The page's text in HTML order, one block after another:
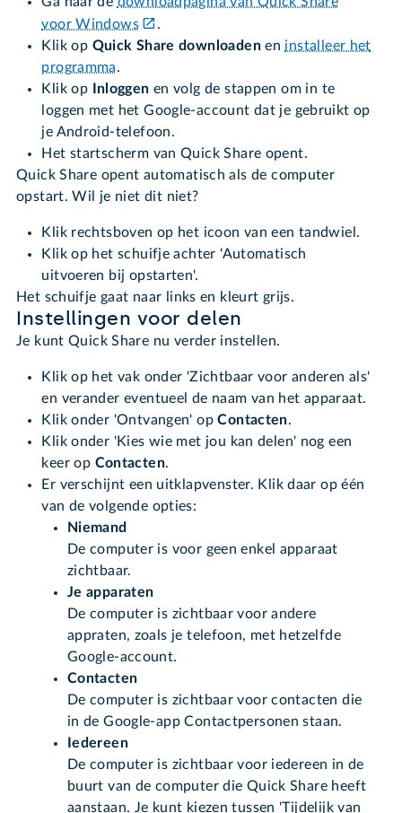
voor Windows
.
Klik op Quick Share downloadenen installeer het
programma.
Klik op
Inloggen en volg de stappen om in te
loggen met het Google-account dat je gebruikt op
je Android-telefoon.
Het startscherm van Quick Share opent.
Quick Share opent automatisch als de computer
opstart. Wil je niet dit niet?
Klik rechtsboven op het icoon van een tandwiel.
Klik op het schuifje achter 'Automatisch
uitvoeren bij opstarten'.
Het schuifje gaat naar links en kleurt grijs.
Instellingen voor delen
Je kunt Quick Share nu verder instellen.
Klik op het vak onder 'Zichtbaar voor anderen als'
en verander eventueel de naam van het apparaat.
Klik onder 'Ontvangen' opContacten.
Klik onder 'Kies wie met jou kan delen' nog een
keer op Contacten.
Er verschijnt een uitklapvenster. Klik daar op één
van de volgende opties:
Niemand
De computer is voor geen enkel apparaat
zichtbaar.
Je apparaten
De computer is zichtbaar voor andere
appraten, zoals je telefoon, met hetzelfde
Google-account.
Contacten
De computer is zichtbaar voor contacten die
in de Google-app Contactpersonen staan.
Iedereen
De computer is zichtbaar voor iedereen in de
buurt van de computer die Quick Share heeft
aanstaan. Je kunt kiezen tussen 'Tijdelijk van